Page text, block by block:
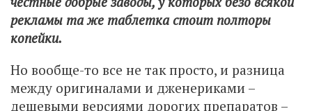
рекламы та же таблетка стоит полторы
копейки.
Но вообще-то все не так просто, и разница
между оригиналами и дженериками –
дешевыми версиями дорогих препаратов –